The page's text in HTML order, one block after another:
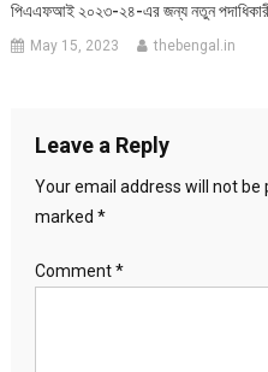
পিএএফআই ২০২৩-২৪-এর জন্য নতুন
May 15, 2023 thebengal.in
Leave a Reply
Your email address will not be
marked *
Comment*